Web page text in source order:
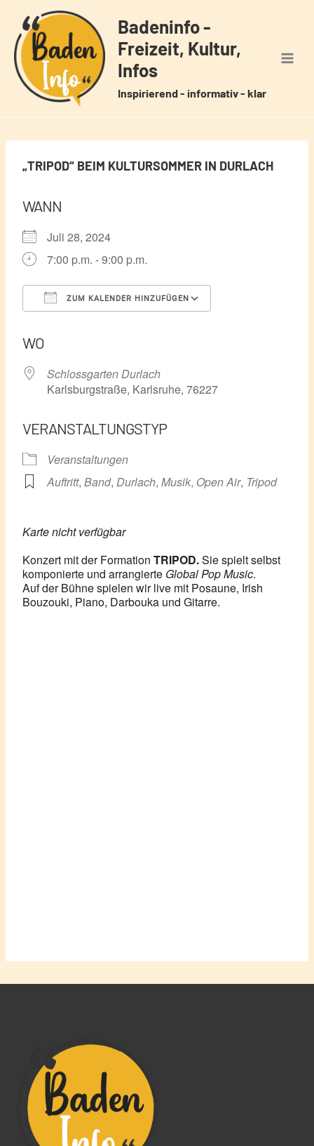
Inhalt
springen
Badeninfo -
Freizeit, Kultur,
Infos
Inspirierend - informativ - klar
„TRIPOD“ BEIM KULTURSOMMER IN DURLACH
WANN
Juli 28, 2024
7:00 p.m. - 9:00 p.m.
ZUM KALENDER HINZUFÜGEN
WO
Schlossgarten Durlach
Karlsburgstraße, Karlsruhe, 76227
VERANSTALTUNGSTYP
Veranstaltungen
Auftritt, Band, Durlach, Musik, Open Air, Tripod
Karte nicht verfügbar
Konzert mit der Formation TRIPOD.Sie spielt selbst
komponierte und arrangierte Global Pop Music.
Auf der Bühne spielen wir live mit Posaune, Irish
Bouzouki, Piano, Darbouka und Gitarre.